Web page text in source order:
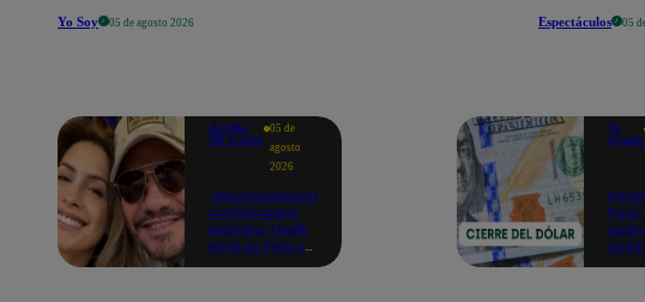
Yo Soy 05 de agosto 2026 Espectáculos 05
Arriba
Mi Gente
05 de
agosto
2026
¿Reconciliación
confirmada?
Marcelo Tinelli
está en Perú y
Te
ayudo
Perú: